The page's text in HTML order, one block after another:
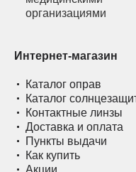
Интернет-магазин
Каталог оправ
Каталог
Контактные линзы
Доставка и оплата
Пункты выдачи
Как купить
Акции